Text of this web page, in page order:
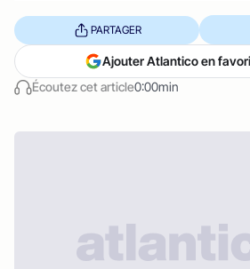
Écoutez cet article0:00min
PARTAGER
Ajouter Atlantico en